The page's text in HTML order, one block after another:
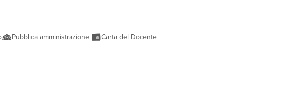
Pubblica amministrazione Carta del Docente